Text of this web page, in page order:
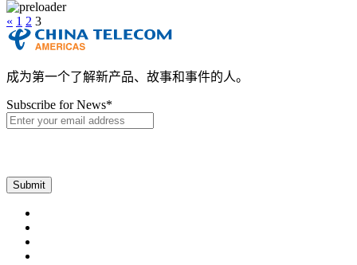
« 1 2 3
成为第一个了解新产品、故事和事件的人。
Subscribe for News*